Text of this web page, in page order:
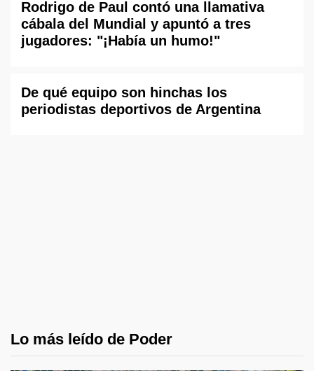
Rodrigo de Paul contó una llamativa
cábala del Mundial y apuntó a tres
jugadores: "¡Había un humo!"
De qué equipo son hinchas los
periodistas deportivos de Argentina
Lo más leído de Poder